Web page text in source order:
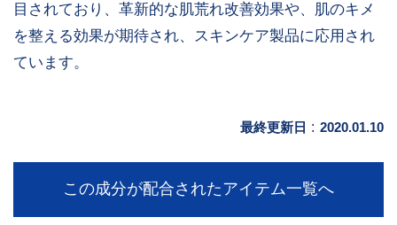
目されており、革新的な肌荒れ改善効果や、肌のキメ
を整える効果が期待され、スキンケア製品に応用され
ています。
最終更新日 : 2020.01.10
この成分が配合されたアイテム一覧へ